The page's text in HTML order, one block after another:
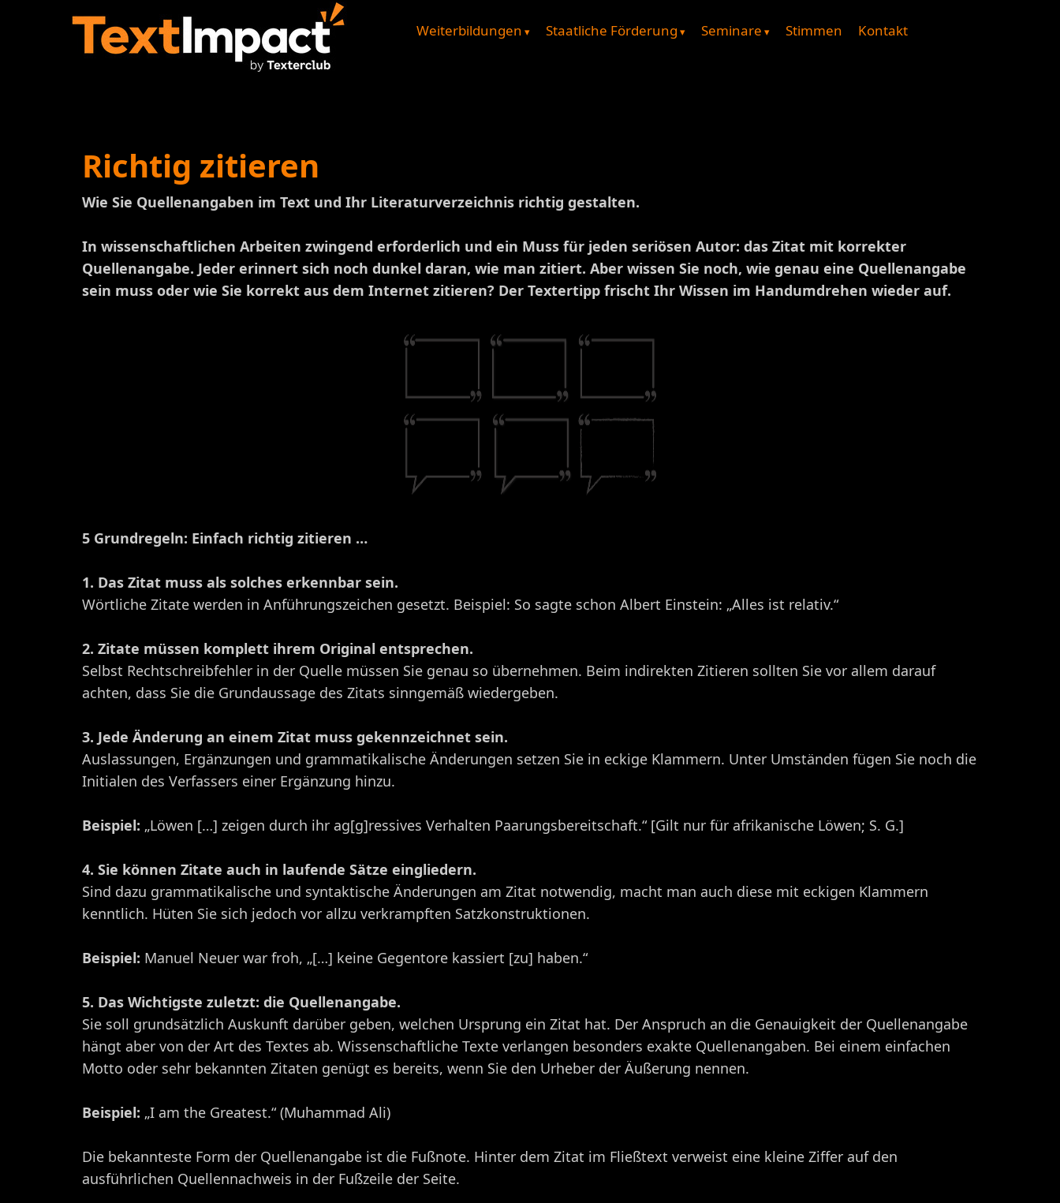
Weiterbildungen Staatliche Förderung Seminare Stimmen Kontakt
Richtig zitieren
Wie Sie Quellenangaben im Text und Ihr Literaturverzeichnis richtig gestalten.
In wissenschaftlichen Arbeiten zwingend erforderlich und ein Muss für jeden seriösen Autor: das Zitat mit korrekter
Quellenangabe. Jeder erinnert sich noch dunkel daran, wie man zitiert. Aber wissen Sie noch, wie genau eine Quellenangabe
sein muss oder wie Sie korrekt aus dem Internet zitieren? Der Textertipp frischt Ihr Wissen im Handumdrehen wieder auf.
5 Grundregeln: Einfach richtig zitieren …
1. Das Zitat muss als solches erkennbar sein.
Wörtliche Zitate werden in Anführungszeichen gesetzt. Beispiel: So sagte schon Albert Einstein: „Alles ist relativ.“
2. Zitate müssen komplett ihrem Original entsprechen.
Selbst Rechtschreibfehler in der Quelle müssen Sie genau so übernehmen. Beim indirekten Zitieren sollten Sie vor allem darauf
achten, dass Sie die Grundaussage des Zitats sinngemäß wiedergeben.
3. Jede Änderung an einem Zitat muss gekennzeichnet sein.
Auslassungen, Ergänzungen und grammatikalische Änderungen setzen Sie in eckige Klammern. Unter Umständen fügen Sie noch die
Initialen des Verfassers einer Ergänzung hinzu.
Beispiel: „Löwen […] zeigen durch ihr ag[g]ressives Verhalten Paarungsbereitschaft.“ [Gilt nur für afrikanische Löwen; S. G.]
4. Sie können Zitate auch in laufende Sätze eingliedern.
Sind dazu grammatikalische und syntaktische Änderungen am Zitat notwendig, macht man auch diese mit eckigen Klammern
kenntlich. Hüten Sie sich jedoch vor allzu verkrampften Satzkonstruktionen.
Beispiel: Manuel Neuer war froh, „[…] keine Gegentore kassiert [zu] haben.“
5. Das Wichtigste zuletzt: die Quellenangabe.
Sie soll grundsätzlich Auskunft darüber geben, welchen Ursprung ein Zitat hat. Der Anspruch an die Genauigkeit der Quellenangabe
hängt aber von der Art des Textes ab. Wissenschaftliche Texte verlangen besonders exakte Quellenangaben. Bei einem einfachen
Motto oder sehr bekannten Zitaten genügt es bereits, wenn Sie den Urheber der Äußerung nennen.
Beispiel: „I am the Greatest.“ (Muhammad Ali)
Die bekannteste Form der Quellenangabe ist die Fußnote. Hinter dem Zitat im Fließtext verweist eine kleine Ziffer auf den
ausführlichen Quellennachweis in der Fußzeile der Seite.